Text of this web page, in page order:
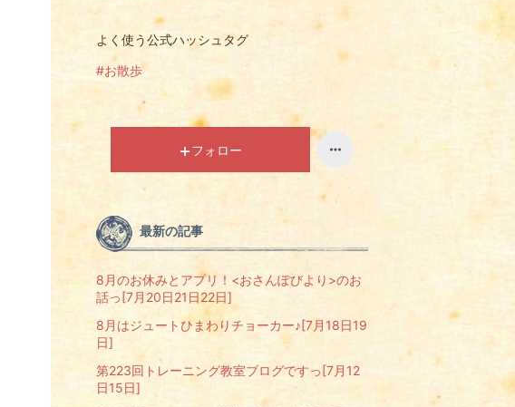
よく使う公式ハッシュタグ
#お散歩
フォロー
最新の記事
8月のお休みとアプリ！<おさんぽびより>のお
話っ[7月20日21日22日]
8月はジュートひまわりチョーカー♪[7月18日19
日]
第223回トレーニング教室ブログですっ[7月12
日15日]